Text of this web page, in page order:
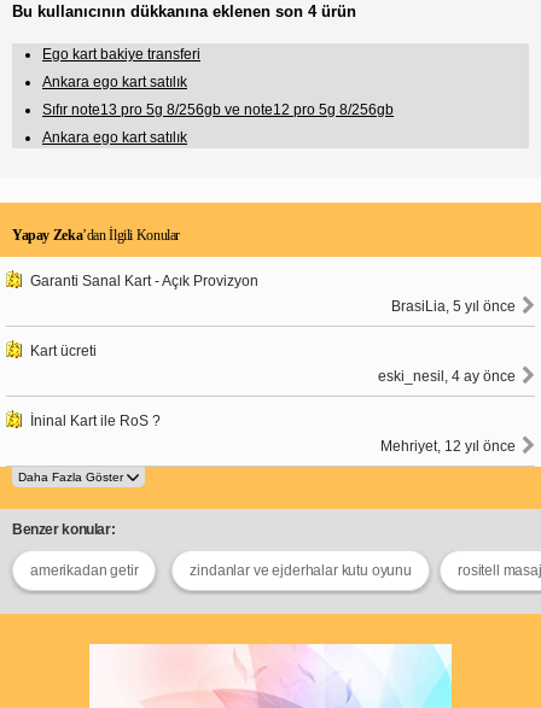
Bu kullanıcının dükkanına eklenen son 4 ürün
Ego kart bakiye transferi
Ankara ego kart satılık
Sıfır note13 pro 5g 8/256gb ve note12 pro 5g 8/256gb
Ankara ego kart satılık
Yapay Zeka’dan İlgili Konular
Garanti Sanal Kart - Açık Provizyon
BrasiLia, 5 yıl önce
Kart ücreti
eski_nesil, 4 ay önce
İninal Kart ile RoS ?
Mehriyet, 12 yıl önce
Benzer konular:
amerikadan getir zindanlar ve ejderhalar kutu oyunu rositell